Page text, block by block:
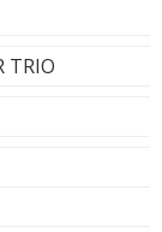
TRIO